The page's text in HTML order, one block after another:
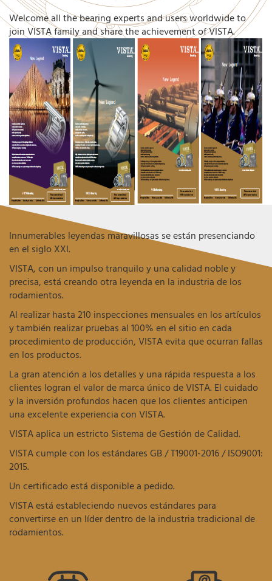
Welcome all the bearing experts and users worldwide to
join VISTA family and share the achievement of VISTA.
Innumerables leyendas maravillosas se están presenciando
en el siglo XXI.
VISTA, con un impulso tranquilo y una calidad noble y
precisa, está creando otra leyenda en la industria de los
rodamientos.
Al realizar hasta 210 inspecciones mensuales en los artículos
y también realizar pruebas al 100% en el sitio en cada
procedimiento de producción, VISTA evita que ocurran fallas
en los productos.
La gran atención a los detalles y una rápida respuesta a los
clientes logran el valor de marca único de VISTA. El cuidado
y la inversión profundos hacen que los clientes anticipen
una excelente experiencia con VISTA.
VISTA aplica un estricto Sistema de Gestión de Calidad.
VISTA cumple con los estándares GB / T19001-2016 / ISO9001:
2015.
Un certificado está disponible a pedido.
VISTA está estableciendo nuevos estándares para
convertirse en un líder dentro de la industria tradicional de
rodamientos.